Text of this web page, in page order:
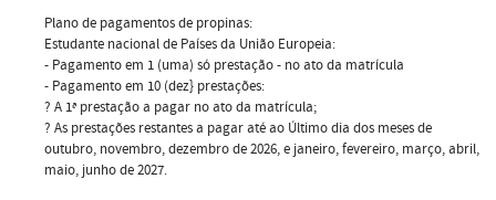
Plano de pagamentos de propinas:
Estudante nacional de Países da União Europeia:
- Pagamento em 1 (uma) só prestação - no ato da matrícula
- Pagamento em 10 (dez} prestações:
? A 1ª prestação a pagar no ato da matrícula;
? As prestações restantes a pagar até ao Último dia dos meses de
outubro, novembro, dezembro de 2026, e janeiro, fevereiro, março, abril,
maio, junho de 2027.